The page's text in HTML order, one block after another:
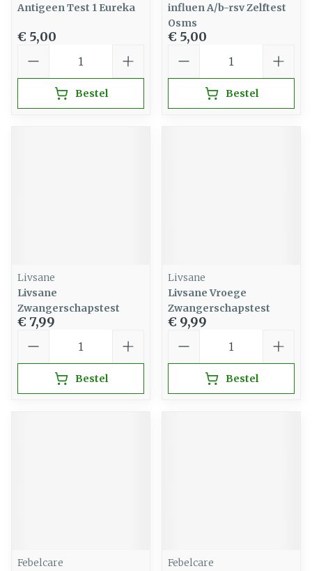
Antigeen Test 1 Eureka
€ 5,00
Bestel
influen A/b-rsv Zelftest
Osms
€ 5,00
Bestel
Livsane
Livsane
Zwangerschapstest
€ 7,99
Bestel
Livsane
Livsane Vroege
Zwangerschapstest
€ 9,99
Bestel
Febelcare
Febelcare